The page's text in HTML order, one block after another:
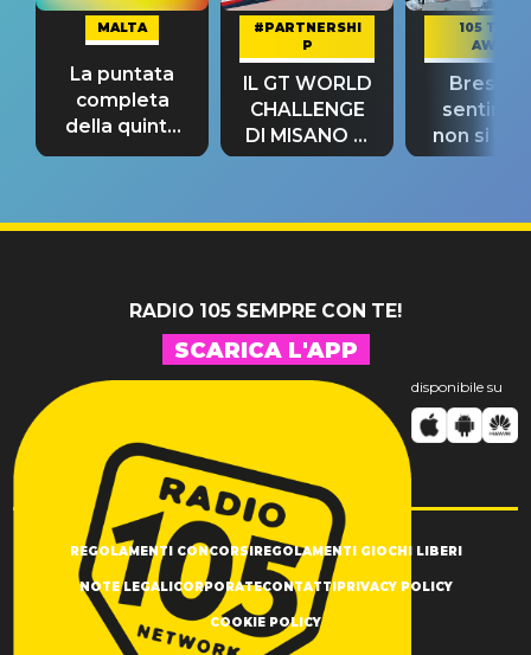
MALTA
La puntata
completa
della quinta
tappa
#PARTNERSHI
P
IL GT WORLD
CHALLENGE
DI MISANO si
riconferma
105 TAKE
AWAY
Bresh:
non si
fino alla
RADIO 105 SEMPRE CON TE!
SCARICA L'APP
disponibile su
REGOLAMENTI CONCORSI REGOLAMENTI GIOCHI LIBERI
NOTE LEGALI CORPORATECONTATTI PRIVACY POLICY
COOKIE POLICY